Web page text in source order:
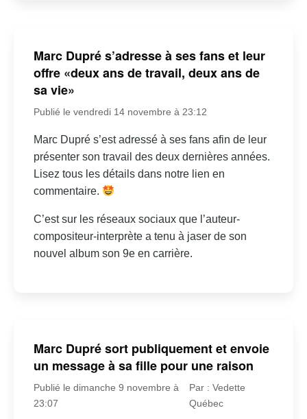
Marc Dupré s’adresse à ses fans et leur
offre «deux ans de travail, deux ans de
sa vie»
Publié le vendredi 14 novembre à 23:12
Marc Dupré s’est adressé à ses fans afin de leur
présenter son travail des deux dernières années.
Lisez tous les détails dans notre lien en
commentaire.
C’est sur les réseaux sociaux que l’auteur-
compositeur-interprète a tenu à jaser de son
nouvel album son 9e en carrière.
Marc Dupré sort publiquement et envoie
un message à sa fille pour une raison
Publié le dimanche 9 novembre à
23:07
Par : Vedette
Québec